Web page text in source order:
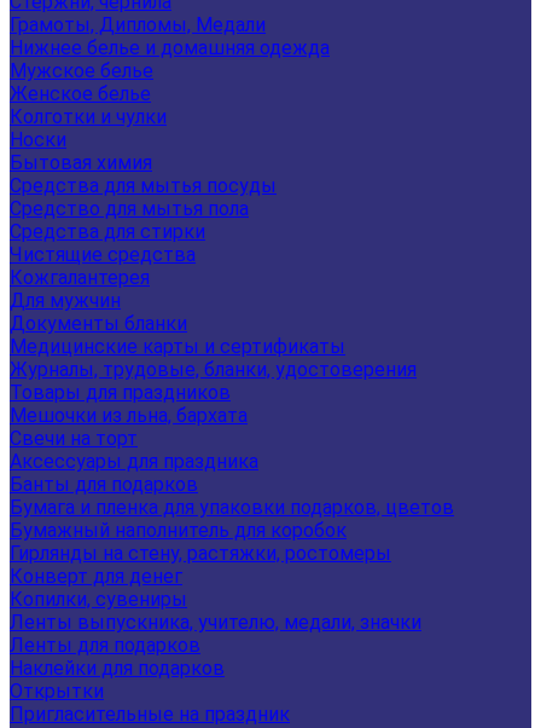
Грамоты, Дипломы, Медали
Нижнее белье и домашняя одежда
Мужское белье
Женское белье
Колготки и чулки
Носки
Бытовая химия
Средства для мытья посуды
Средство для мытья пола
Средства для стирки
Чистящие средства
Кожгалантерея
Для мужчин
Документы бланки
Медицинские карты и сертификаты
Журналы, трудовые, бланки, удостоверения
Товары для праздников
Мешочки из льна, бархата
Свечи на торт
Аксессуары для праздника
Банты для подарков
Бумага и пленка для упаковки подарков, цветов
Бумажный наполнитель для коробок
Гирлянды на стену, растяжки, ростомеры
Конверт для денег
Копилки, сувениры
Ленты выпускника, учителю, медали, значки
Ленты для подарков
Наклейки для подарков
Открытки
Пригласительные на праздник